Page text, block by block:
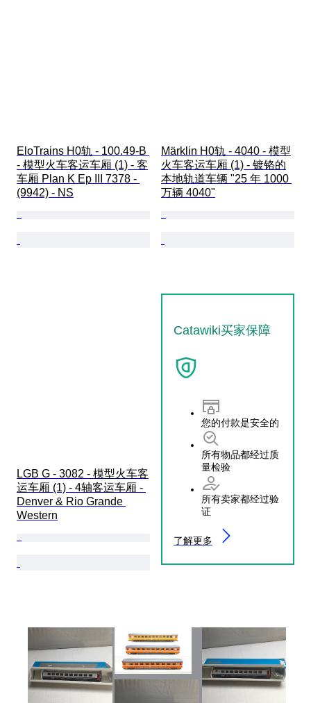
EloTrains H0轨 - 100.49-B
- 模型火车客运车厢 (1) - 客
车厢 Plan K Ep III 7378 -
(9942) - NS
Märklin H0轨 - 4040 - 模型
火车客运车厢 (1) - 镀铬的
本地轨道车辆 "25 年 1000
万辆 4040"
LGB G - 3082 - 模型火车客
运车厢 (1) - 4轴客运车厢 -
Denver & Rio Grande
Western
Catawiki买家保障
您的付款是安全的
所有物品都经过质
量检验
所有卖家都经过验
证
了解更多